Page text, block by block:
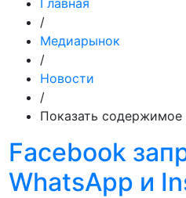
Главная
/
Медиарынок
/
Новости
/
Показать содержимое
Facebook
WhatsApp и